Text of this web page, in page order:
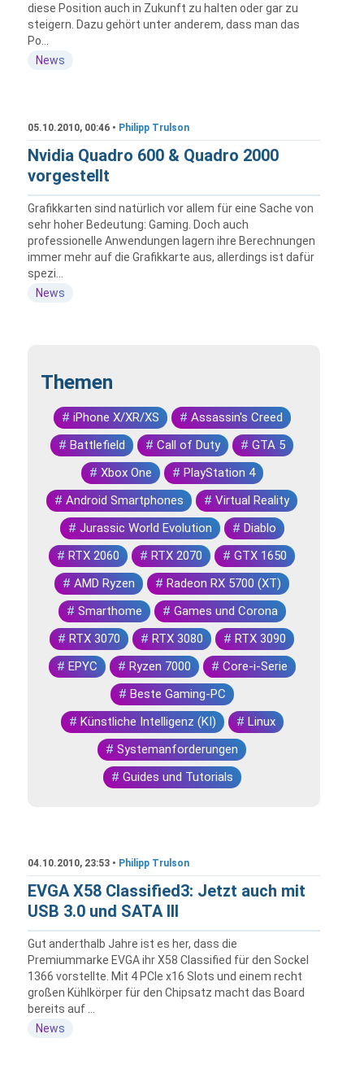
diese Position auch in Zukunft zu halten oder gar zu
steigern. Dazu gehört unter anderem, dass man das
Po...
News
05.10.2010, 00:46 • Philipp Trulson
Nvidia Quadro 600 & Quadro 2000
vorgestellt
Grafikkarten sind natürlich vor allem für eine Sache von
sehr hoher Bedeutung: Gaming. Doch auch
professionelle Anwendungen lagern ihre Berechnungen
immer mehr auf die Grafikkarte aus, allerdings ist dafür
spezi...
News
Themen
# iPhone X/XR/XS # Assassin's Creed
# Battlefield # Call of Duty # GTA 5
# Xbox One # PlayStation 4
# Android Smartphones # Virtual Reality
# Jurassic World Evolution # Diablo
# RTX 2060 # RTX 2070 # GTX 1650
# AMD Ryzen # Radeon RX 5700 (XT)
# Smarthome # Games und Corona
# RTX 3070 # RTX 3080 # RTX 3090
# EPYC # Ryzen 7000 # Core-i-Serie
# Beste Gaming-PC
# Künstliche Intelligenz (KI) # Linux
# Systemanforderungen
# Guides und Tutorials
04.10.2010, 23:53 • Philipp Trulson
EVGA X58 Classified3: Jetzt auch mit
USB 3.0 und SATA III
Gut anderthalb Jahre ist es her, dass die
Premiummarke EVGA ihr X58 Classified für den Sockel
1366 vorstellte. Mit 4 PCIe x16 Slots und einem recht
großen Kühlkörper für den Chipsatz macht das Board
bereits auf ...
News